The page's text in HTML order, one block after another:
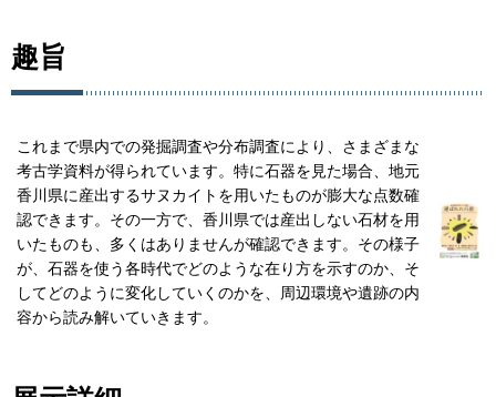
趣旨
これまで県内での発掘調査や分布調査により、さまざまな
考古学資料が得られています。特に石器を見た場合、地元
香川県に産出するサヌカイトを用いたものが膨大な点数確
認できます。その一方で、香川県では産出しない石材を用
いたものも、多くはありませんが確認できます。その様子
が、石器を使う各時代でどのような在り方を示すのか、そ
してどのように変化していくのかを、周辺環境や遺跡の内
容から読み解いていきます。